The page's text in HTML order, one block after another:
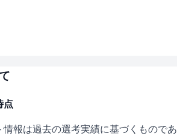
点
報は過去の選考実績に基づくものであ